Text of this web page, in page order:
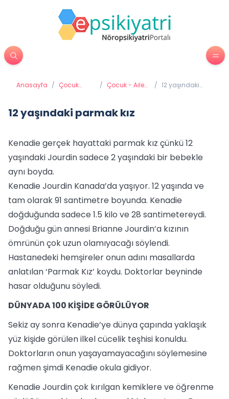
Anasayfa / Çocuk
/ Çocuk - Aile
/ 12 yaşındaki
12 yaşındaki parmak kız
Kenadie gerçek hayattaki parmak kız çünkü 12
yaşındaki Jourdin sadece 2 yaşındaki bir bebekle
aynı boyda.
Kenadie Jourdin Kanada’da yaşıyor. 12 yaşında ve
tam olarak 91 santimetre boyunda. Kenadie
doğduğunda sadece 1.5 kilo ve 28 santimetereydi.
Doğduğu gün annesi Brianne Jourdin’a kızının
ömrünün çok uzun olamıyacağı söylendi.
Hastanedeki hemşireler onun adını masallarda
anlatılan ‘Parmak Kız’ koydu. Doktorlar beyninde
hasar olduğunu söyledi.
DÜNYADA 100 KİŞİDE GÖRÜLÜYOR
Sekiz ay sonra Kenadie’ye dünya çapında yaklaşık
yüz kişide görülen ilkel cücelik teşhisi konuldu.
Doktorların onun yaşayamayacağını söylemesine
rağmen şimdi Kenadie okula gidiyor.
Kenadie Jourdin çok kırılgan kemiklere ve öğrenme